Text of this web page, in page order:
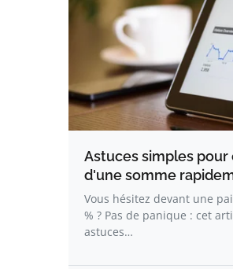
Astuces simples pour
d'une somme
Vous hésitez devant une
% ? Pas de panique : cet
astuces…